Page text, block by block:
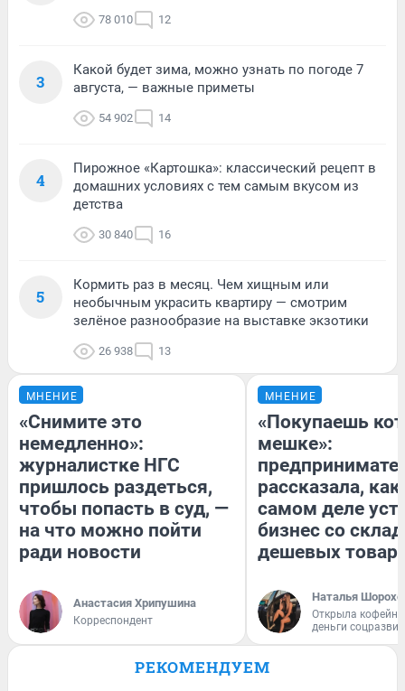
78 010 12
3
Какой будет зима, можно узнать по погоде 7
августа, — важные приметы
54 902 14
4
Пирожное «Картошка»: классический рецепт в
домашних условиях с тем самым вкусом из
детства
30 840 16
5
Кормить раз в месяц. Чем хищным или
необычным украсить квартиру — смотрим
зелёное разнообразие на выставке экзотики
26 938 13
МНЕНИЕ
«Снимите это
немедленно»:
журналистке НГС
пришлось раздеться,
чтобы попасть в суд, —
на что можно пойти
ради новости
Анастасия Хрипушина
Корреспондент
МНЕНИЕ
«Покупаешь
мешке»:
рассказала, как
самом деле
бизнес со
дешевых
Наталья
Открыла
деньги
РЕКОМЕНДУЕМ